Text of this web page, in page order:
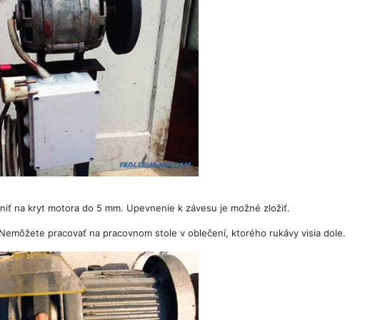
na kryt motora do 5 mm. Upevnenie k závesu je možné zložiť.
pracovať na pracovnom stole v oblečení, ktorého rukávy visia dole.